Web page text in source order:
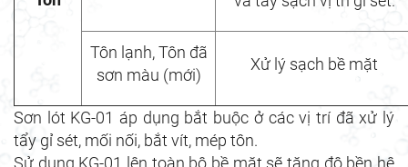
Tôn lạnh, Tôn đã
sơn màu (mới)
Xử lý sạch bề mặt
Sơn lót KG-01 áp dụng bắt buộc ở các vị trí đã xử lý
tẩy gỉ sét, mối nối, bắt vít, mép tôn.
Sử dụng KG-01 lên toàn bộ bề mặt sẽ tăng độ bền hệ